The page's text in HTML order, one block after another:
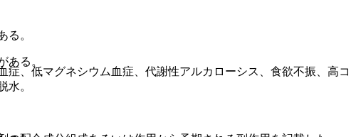
る。
る。
、低マグネシウム血症、代謝性アルカローシス、食欲不振、高コ
水。